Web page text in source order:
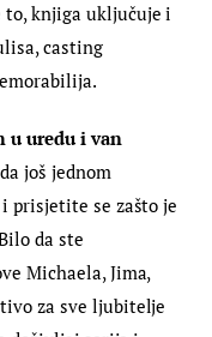
to, knjiga uključuje i
casting
u uredu i van
još jednom
prisjetite se zašto je
da ste
Michaela, Jima,
za sve ljubitelje